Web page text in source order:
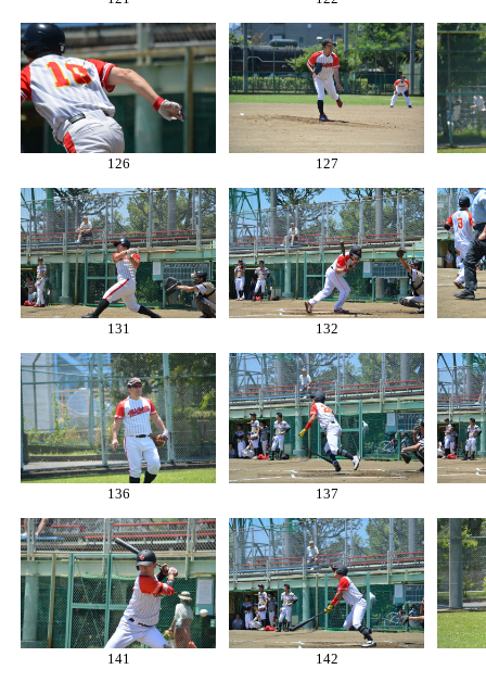
126 127
131 132
136 137
141 142